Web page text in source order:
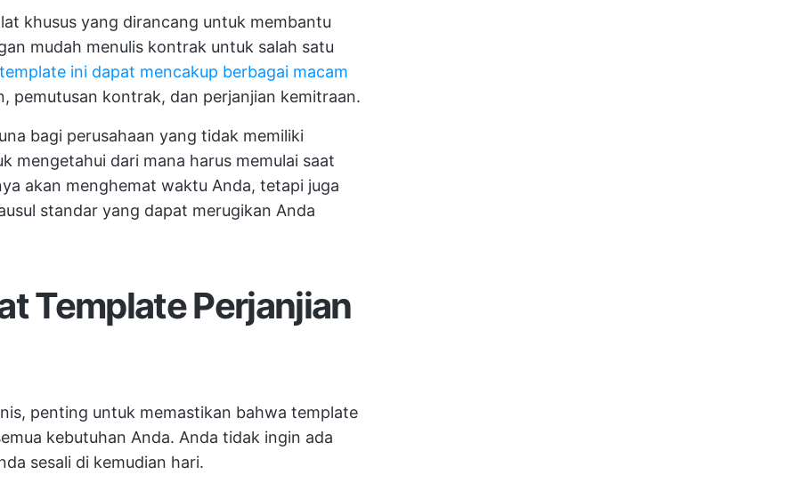
khusus yang dirancang untuk membantu
mudah menulis kontrak untuk salah satu
template ini dapat mencakup berbagai macam
pemutusan kontrak, dan perjanjian kemitraan.
bagi perusahaan yang tidak memiliki
mengetahui dari mana harus memulai saat
akan menghemat waktu Anda, tetapi juga
standar yang dapat merugikan Anda
Template Perjanjian
penting untuk memastikan bahwa template
kebutuhan Anda. Anda tidak ingin ada
sesali di kemudian hari.